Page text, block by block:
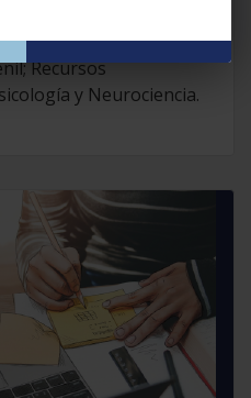
en el
Recursos
y Neurociencia.